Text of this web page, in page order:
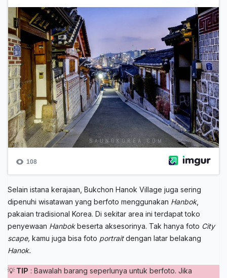
Selain istana kerajaan, Bukchon Hanok Village juga sering
dipenuhi wisatawan yang berfoto menggunakan Hanbok,
pakaian tradisional Korea. Di sekitar area ini terdapat toko
penyewaan Hanbokbeserta aksesorinya. Tak hanya foto City
scape, kamu juga bisa foto portraitdengan latar belakang
Hanok.
💡 TIP : Bawalah barang seperlunya untuk berfoto. Jika